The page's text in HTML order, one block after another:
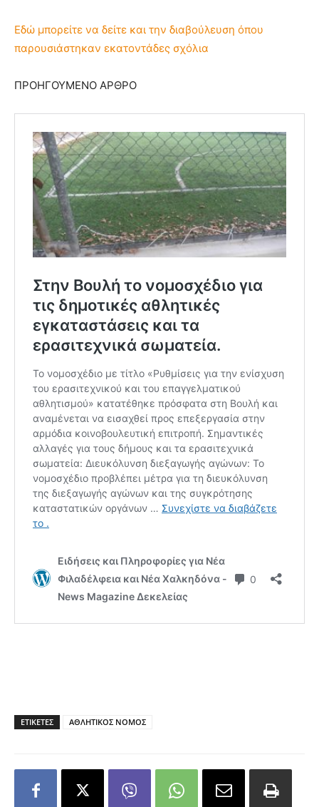
Εδώ μπορείτε να δείτε και την διαβούλευση όπου
παρουσιάστηκαν εκατοντάδες σχόλια
ΠΡΟΗΓΟΥΜΕΝΟ ΑΡΘΡΟ
ΕΤΙΚΕΤΕΣ ΑΘΛΗΤΙΚΟΣ ΝΟΜΟΣ